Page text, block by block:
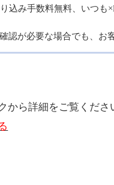
込み手数料無料、いつも
認が必要な場合でも、お
ら詳細をご覧くださ